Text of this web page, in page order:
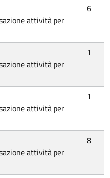
attività per
6
attività per
1
attività per
1
attività per
8